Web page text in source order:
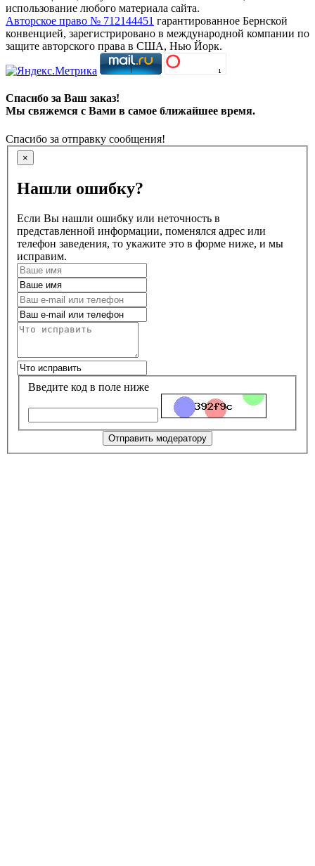
использование любого материала сайта.
Авторское право № 712144451 гарантированное Бернской
конвенцией, зарегистрировано в международной компании по
защите авторского права в США, Нью Йорк.
Спасибо за Ваш заказ!
Мы свяжемся с Вами в самое ближайшее время.
Спасибо за отправку сообщения!
×
Нашли ошибку?
Если Вы нашли ошибку или неточность в
представленной информации, поменялся адрес или
телефон заведения, то укажите это в форме ниже, и мы
исправим.
Введите код в поле ниже
Отправить модератору